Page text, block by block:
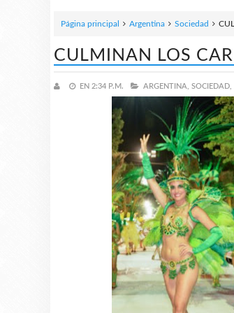
Página principal Argentina Sociedad
CULMINAN LOS
EN 2:34 P.M. ARGENTINA, SOCIEDAD,